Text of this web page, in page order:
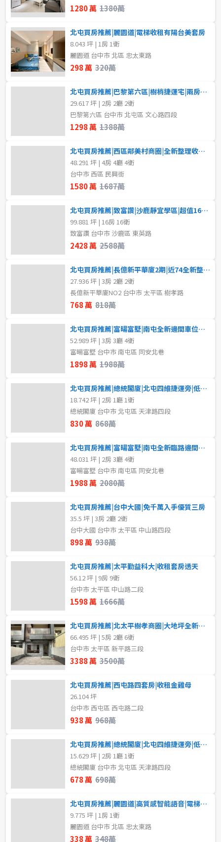
1280 萬 1380萬
北屯買房推薦|麗園道|電梯收租有陽台美套房
8.043 坪 | 1房 1衛
麗園道 台中市 北區 忠太東路
298 萬 320萬
北屯買房推薦|巴黎第六區|樹梢捷運宅|兩房雙衛浴
29.617 坪 | 2房 2廳 2衛
巴黎第六區 台中市 北屯區 文心路四段
1298 萬 1388萬
北屯買房推薦|西區鄰美村商圈|全新整理收租四套房
48.291 坪 | 4房 4廳 4衛
台中市 西區 民興街
1580 萬 1687萬
北屯買房推薦|致富讚|沙鹿靜宜學區|超值16間套房電梯別墅A
99.881 坪 | 16房 16衛
致富讚 台中市 沙鹿區 東英路
2428 萬 2588萬
北屯買房推薦|長億新平華廈2期|近74全新整理三房
27.936 坪 | 3房 2廳 2衛
長億新平華廈NO2 台中市 太平區 樹孝路
768 萬 818萬
北屯買房推薦|富暘富墅|南屯全新邊間車位孝親別墅
52.989 坪 | 3房 3廳 4衛
富暘富墅 台中市 南屯區 同安北巷
1898 萬 1988萬
北屯買房推薦|總統閣廈|北屯四維捷運旁|低總價次頂樓美兩房
18.742 坪 | 2房 1廳 1衛
總統閣廈 台中市 北屯區 天津路四段
830 萬 868萬
北屯買房推薦|富暘富墅|南屯全新臨路邊間透天
48.031 坪 | 2房 3廳 4衛
富暘富墅 台中市 南屯區 同安北巷
1988 萬 2080萬
北屯買房推薦|台中大國|免千萬入手優質三房
35.5 坪 | 3房 2廳 2衛
台中大國 台中市 太平區 中山路四段
898 萬 938萬
北屯買房推薦|太平勤益科大|收租套房透天
56.12 坪 | 9房 9衛
台中市 太平區 中山路二段
1598 萬 1666萬
北屯買房推薦|北太平樹孝商圈|大地坪全新電梯別墅6
66.495 坪 | 5房 2廳 6衛
台中市 太平區 新平路三段
3388 萬 3500萬
北屯買房推薦|西屯路四套房|收租金雞母
26.104 坪
台中市 西屯區 西屯路二段
938 萬 968萬
北屯買房推薦|總統閣廈|北屯四維捷運旁|低總價精美兩房
15.629 坪 | 2房 1廳 1衛
總統閣廈 台中市 北屯區 天津路四段
678 萬 698萬
北屯買房推薦|麗園道|高質感智能語音|電梯收租精美套房
9.775 坪 | 1房 1衛
麗園道 台中市 北區 忠太東路
338 萬 348萬